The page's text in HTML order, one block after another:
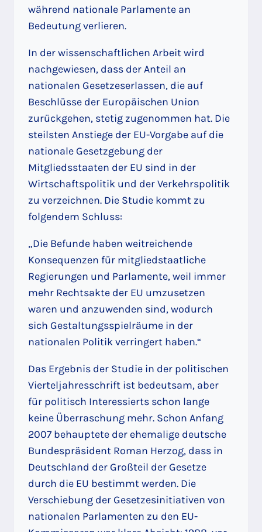
während nationale Parlamente an
Bedeutung verlieren.
In der wissenschaftlichen Arbeit wird
nachgewiesen, dass der Anteil an
nationalen Gesetzeserlassen, die auf
Beschlüsse der Europäischen Union
zurückgehen, stetig zugenommen hat. Die
steilsten Anstiege der EU-Vorgabe auf die
nationale Gesetzgebung der
Mitgliedsstaaten der EU sind in der
Wirtschaftspolitik und der Verkehrspolitik
zu verzeichnen. Die Studie kommt zu
folgendem Schluss:
„Die Befunde haben weitreichende
Konsequenzen für mitgliedstaatliche
Regierungen und Parlamente, weil immer
mehr Rechtsakte der EU umzusetzen
waren und anzuwenden sind, wodurch
sich Gestaltungsspielräume in der
nationalen Politik verringert haben.“
Das Ergebnis der Studie in der politischen
Vierteljahresschrift ist bedeutsam, aber
für politisch Interessierts schon lange
keine Überraschung mehr. Schon Anfang
2007 behauptete der ehemalige deutsche
Bundespräsident Roman Herzog, dass in
Deutschland der Großteil der Gesetze
durch die EU bestimmt werden. Die
Verschiebung der Gesetzesinitiativen von
nationalen Parlamenten zu den EU-